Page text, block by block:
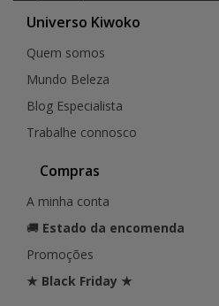
Universo Kiwoko
Quem somos
Mundo Beleza
Blog Especialista
Trabalhe connosco
Compras
A minha conta
🚚 Estado da encomenda
Promoções
★ Black Friday ★